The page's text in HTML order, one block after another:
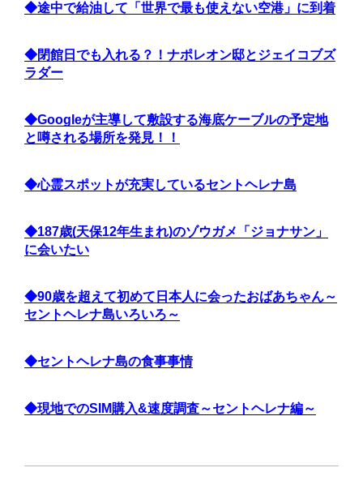
◆途中で給油して「世界で最も使えない空港」に到着
◆閉館日でも入れる？！ナポレオン邸とジェイコブズ
ラダー
◆Googleが主導して敷設する海底ケーブルの予定地
と噂される場所を発見！！
◆心霊スポットが充実しているセントヘレナ島
◆187歳(天保12年生まれ)のゾウガメ「ジョナサン」
に会いたい
◆90歳を超えて初めて日本人に会ったおばあちゃん～
セントヘレナ島いろいろ～
◆セントヘレナ島の食事事情
◆現地でのSIM購入&速度調査～セントヘレナ編～